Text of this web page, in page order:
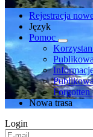
Rejestracja
Język
Pomoc
Forgotten
Nowa trasa
Login